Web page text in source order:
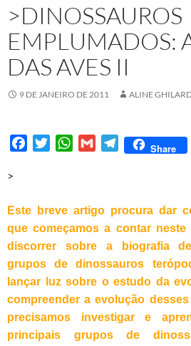
>DINOSSAUROS
EMPLUMADOS:
DAS AVES II
9 DE JANEIRO DE 2011 ALINE
b
o
o
k
t
e
r
W
s
A
p
p
G
l
T
g
r
a
m
Share
>
Este breve artigo procura dar
que começamos a contar neste
discorrer sobre a biografia
grupos de dinossauros
lançar luz sobre o estudo da
compreender a evolução
precisamos investigar e
principais grupos de